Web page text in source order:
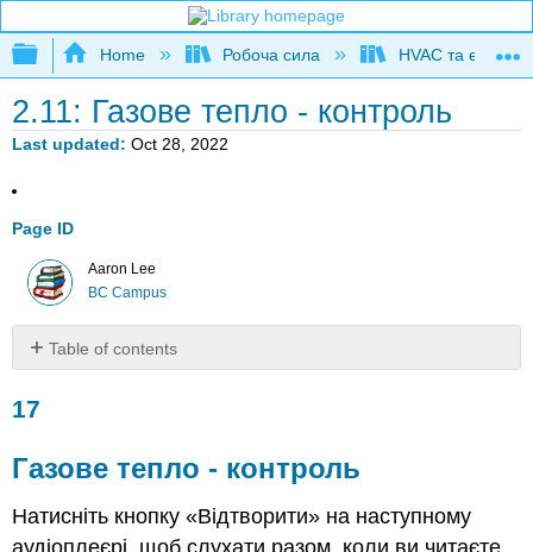
Expand/collapse global hierarchy
Home Робоча сила HVAC та
2.11: Газове тепло - контроль
Last updated Oct 28, 2022
Page ID
Aaron Lee
BC Campus
Table of contents
контроль
17
Газове тепло - контроль
Натисніть кнопку «Відтворити» на наступному
аудіоплеєрі, щоб слухати разом, коли ви читаєте